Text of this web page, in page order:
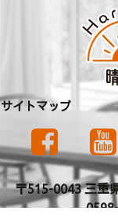
サイトマップ
〒515-0043 三重